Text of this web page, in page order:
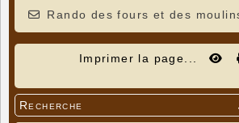
Rando des fours et des
Imprimer la page...
Recherche